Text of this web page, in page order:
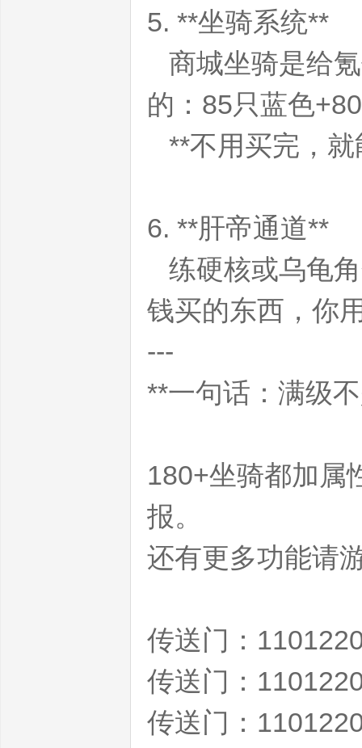
5. **坐骑系统**
商城坐骑是给
的：85只蓝色
**不用买完，就
6. **肝帝通道**
练硬核或乌龟
钱买的东西，你
---
**一句话：满级
180+坐骑都加属
报。
还有更多功能请
传送门：
传送门：
传送门：